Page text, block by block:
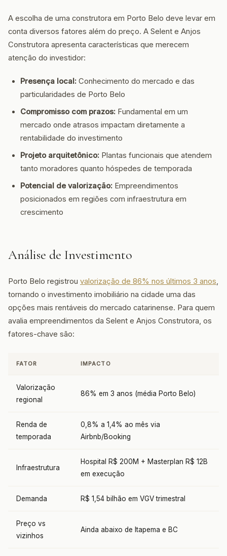
A escolha de uma construtora em Porto Belo deve levar em
conta diversos fatores além do preço. A Selent e Anjos
Construtora apresenta características que merecem
atenção do investidor:
Presença local: Conhecimento do mercado e das
particularidades de Porto Belo
Compromisso com prazos: Fundamental em um
mercado onde atrasos impactam diretamente a
rentabilidade do investimento
Projeto arquitetônico: Plantas funcionais que atendem
tanto moradores quanto hóspedes de temporada
Potencial de valorização: Empreendimentos
posicionados em regiões com infraestrutura em
crescimento
Análise de Investimento
Porto Belo registrou valorização de 86% nos últimos 3 anos,
tornando o investimento imobiliário na cidade uma das
opções mais rentáveis do mercado catarinense. Para quem
avalia empreendimentos da Selent e Anjos Construtora, os
fatores-chave são:
FATOR IMPACTO
Valorização
regional
86% em 3 anos (média Porto Belo)
Renda de
temporada
0,8% a 1,4% ao mês via
Airbnb/Booking
Infraestrutura
Hospital R$ 200M + Masterplan R$ 12B
em execução
Demanda R$ 1,54 bilhão em VGV trimestral
Preço vs
vizinhos
Ainda abaixo de Itapema e BC